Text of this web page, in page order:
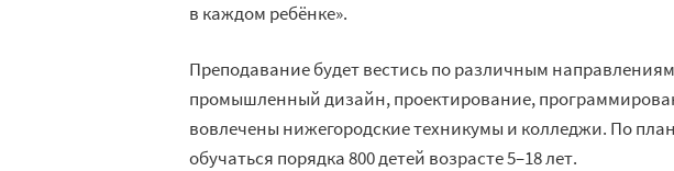
в каждом ребёнке».
Преподавание будет вестись по различным
промышленный дизайн, проектирование,
вовлечены нижегородские техникумы и колледжи. По
обучаться порядка 800 детей возрасте 5–18 лет.